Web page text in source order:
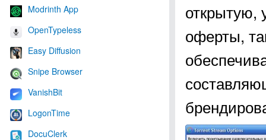
Modrinth App
OpenTypeless
Easy Diffusion
Snipe Browser
VanishBit
LogonTime
DocuClerk
оферты,